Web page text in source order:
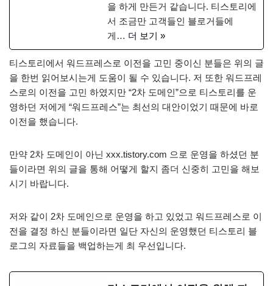
을 하게 만든거 같습니다. 티스토리에
서 조금만 고객들인 블로거들에
게… 더 보기 »
티스토리에서 워드프레스로 이전을 고민 중이신 분들은 위의 글
을 한번 읽어보시는게 도움이 될 수 있습니다. 저 또한 워드프레
스로의 이전을 고민 하였지만 “2차 도메인”으로 티스토리를 운
영하던 저에게 “워드프레스”는 최선의 대안이었기 때문에 바로
이전을 했습니다.
만약 2차 도메인이 아닌 xxx.tistory.com 으로 운영을 하셨던 분
들이라면 위의 글을 통해 어떻게 할지 좀더 신중히 고민을 해보
시기 바랍니다.
저와 같이 2차 도메인으로 운영을 하고 있었고 워드프레스로 이
전을 결정 하신 분들이라면 일단 자신의 운영했던 티스토리 블
로그의 자료들을 백업하는게 최 우선입니다.